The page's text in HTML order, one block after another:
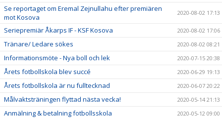
Se reportaget om Eremal Zejnullahu efter premiären
mot Kosova
2020-08-02 17:13
Seriepremiär Åkarps IF - KSF Kosova 2020-08-02 17:06
Tränare/ Ledare sökes 2020-08-02 08:21
Informationsmöte - Nya boll och lek 2020-07-15 20:38
Årets fotbollskola blev succé 2020-06-29 19:13
Årets fotbollskola är nu fulltecknad 2020-06-07 20:22
Målvaktsträningen flyttad nästa vecka! 2020-05-14 21:13
Anmälning & betalning fotbollsskola 2020-05-12 09:00